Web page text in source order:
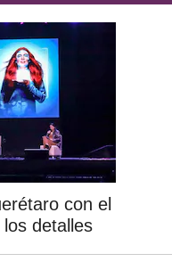
con el
detalles